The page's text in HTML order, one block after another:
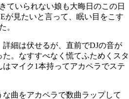
ていられない娘も大晦日のこの日
が見たいと言って、眠い目をこす
。
細は伏せるが、直前でDJの音が
。なすすべなく慌てふためくスタ
マイク1本持ってアカペラでステ
曲をアカペラで数曲ラップして